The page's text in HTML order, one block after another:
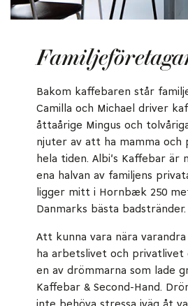
Bakom kaffebaren står
Camilla och Michael driver
åttaårige Mingus och
njuter av att ha mamma och
hela tiden. Albi's Kaffebar är
ena halvan av familjens
ligger mitt i Hornbæk 250
Danmarks bästa badstränder.
Att kunna vara nära
ha arbetslivet och
en av drömmarna som lade
Kaffebar & Second-Hand.